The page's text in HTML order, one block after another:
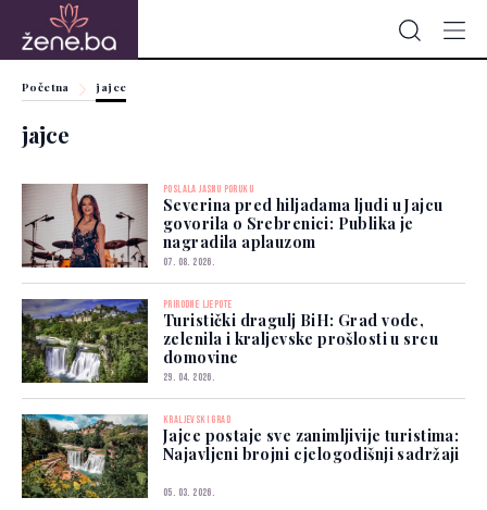
Početna jajce
jajce
POSLALA JASNU PORUKU
Severina pred hiljadama ljudi u Jajcu
govorila o Srebrenici: Publika je
nagradila aplauzom
07. 08. 2026.
PRIRODNE LJEPOTE
Turistički dragulj BiH: Grad vode,
zelenila i kraljevske prošlosti u srcu
domovine
29. 04. 2026.
KRALJEVSKI GRAD
Jajce postaje sve zanimljivije turistima:
Najavljeni brojni cjelogodišnji sadržaji
05. 03. 2026.